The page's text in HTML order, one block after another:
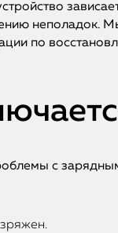
неполадок.
по
с